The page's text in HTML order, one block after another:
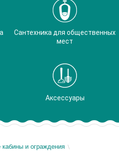
Сантехника для общественных
мест
Аксессуары
и ограждения